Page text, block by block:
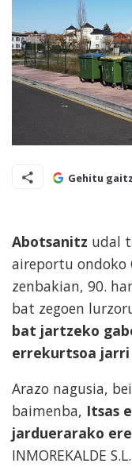
Gehitu
Abotsanitz udal
aireportu ondoko
zenbakian, 90.
bat zegoen
bat jartzeko
errekurtsoa
Arazo nagusia,
baimenba, Itsas
jarduerarako
INMOREKALDE